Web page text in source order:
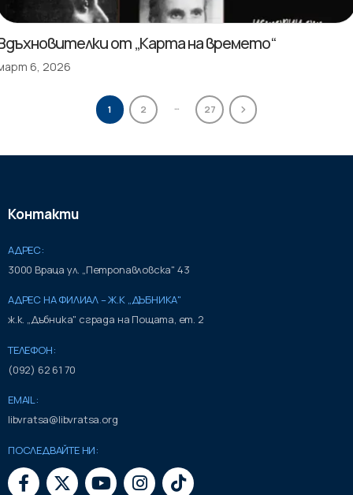
от „Карта на времето“
6, 2026
1 2 … 27
Контакти
АДРЕС:
3000 Враца ул. „Петропавловска" 43
АДРЕС НА ФИЛИАЛ – Ж.К „ДЪБНИКА"
ж.к. „Дъбника" сграда на Пощата, ет. 2
ТЕЛЕФОН:
(092) 62 61 70
EMAIL:
libvratsa@libvratsa.org
ПОСЛЕДВАЙТЕ НИ: